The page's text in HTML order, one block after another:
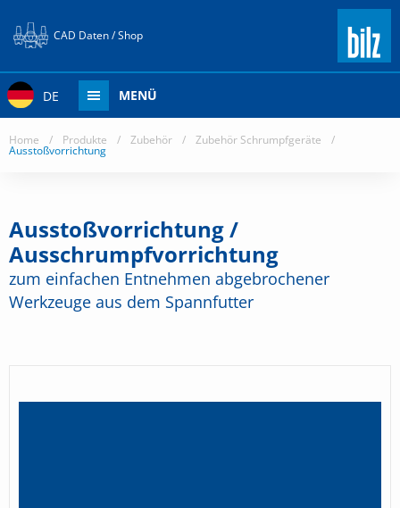
CAD Daten / Shop
DE MENÜ
Home / Produkte / Zubehör / Zubehör Schrumpfgeräte /
Ausstoßvorrichtung
Ausstoßvorrichtung /
Ausschrumpfvorrichtung
zum einfachen Entnehmen abgebrochener
Werkzeuge aus dem Spannfutter